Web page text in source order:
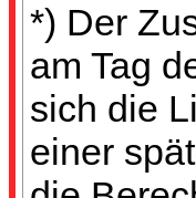
*) Der
am Tag
sich die
einer